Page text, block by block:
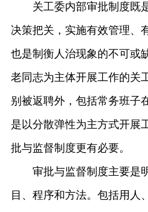
关工委内部审批制度既
决策把关，实施有效管理、
也是制衡人治现象的不可或
老同志为主体开展工作的关
别被返聘外，包括常务班子
是以分散弹性为主方式开展
批与监督制度更有必要。
审批与监督制度主要是
目、程序和方法。包括用人